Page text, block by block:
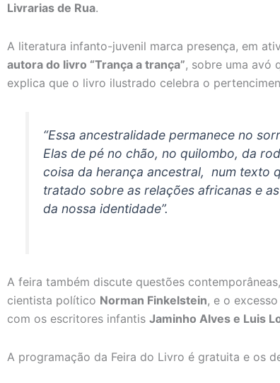
Livrarias de Rua.
A literatura infanto-juvenil marca presença, em
autora do livro “Trança a trança”, sobre uma avó
explica que o livro ilustrado celebra o
“Essa ancestralidade permanece no
Elas de pé no chão, no quilombo, da
coisa da herança ancestral, num texto
tratado sobre as relações africanas e
da nossa identidade”.
A feira também discute questões
cientista político Norman Finkelstein, e o
com os escritores infantis Jaminho Alves e Luis
A programação da Feira do Livro é gratuita e os